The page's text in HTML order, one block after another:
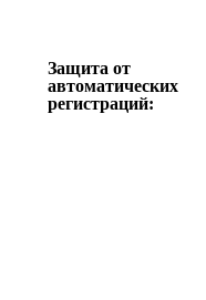
Защита от
автоматических
регистраций: